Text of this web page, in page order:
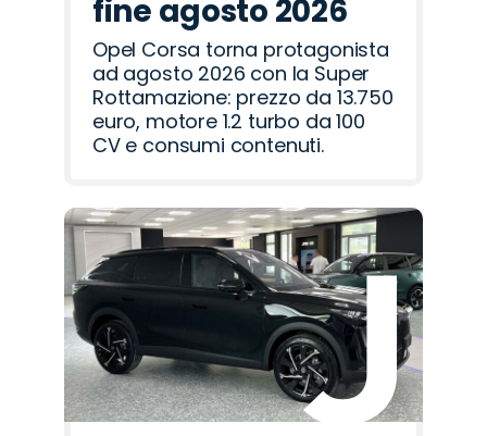
fine agosto 2026
Opel Corsa torna protagonista
ad agosto 2026 con la Super
Rottamazione: prezzo da 13.750
euro, motore 1.2 turbo da 100
CV e consumi contenuti.